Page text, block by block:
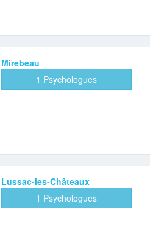
Mirebeau
1 Psychologues
Lussac-les-Châteaux
1 Psychologues